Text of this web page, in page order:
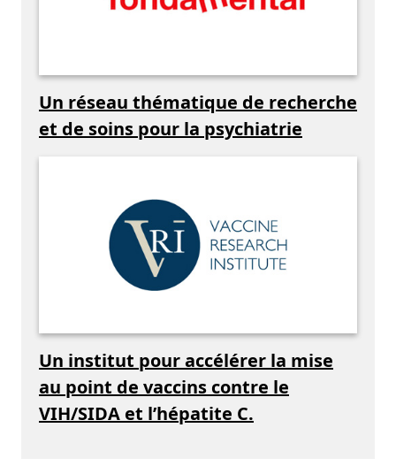
Un réseau thématique de recherche
et de soins pour la psychiatrie
Un institut pour accélérer la mise
au point de vaccins contre le
VIH/SIDA et l’hépatite C.